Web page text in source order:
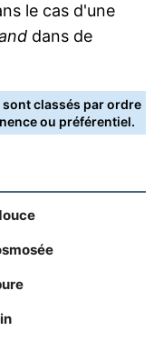
le cas d'une
dans de
classés par ordre
ou préférentiel.